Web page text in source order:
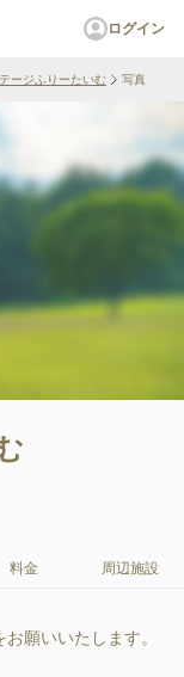
ログイン
ージふりーたいむ 写真
料金 周辺施設
願いいたします。